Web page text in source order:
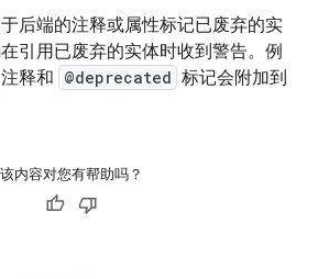
后端的注释或属性标记已废弃的实
引用已废弃的实体时收到警告。例
注释和 @deprecated 标记会附加到
该内容对您有帮助吗？